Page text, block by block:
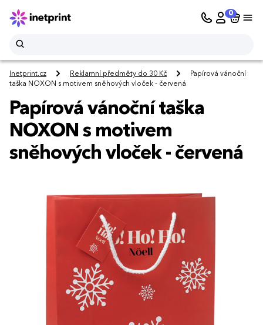
0
Inetprint.cz Reklamní předměty do 30 Kč
Papírová vánoční
taška NOXON s motivem sněhových vloček - červená
Papírová vánoční taška
NOXON s motivem
sněhových vloček - červená